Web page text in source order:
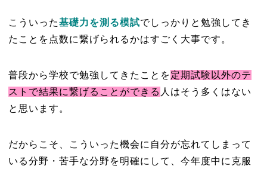
こういった基礎力を測る模試でしっかりと勉強してき
たことを点数に繋げられるかはすごく大事です。
普段から学校で勉強してきたことを定期試験以外のテ
ストで結果に繋げることができる 人はそう多くはない
と思います。
だからこそ、こういった機会に自分が忘れてしまって
いる分野・苦手な分野を明確にして、今年度中に克服